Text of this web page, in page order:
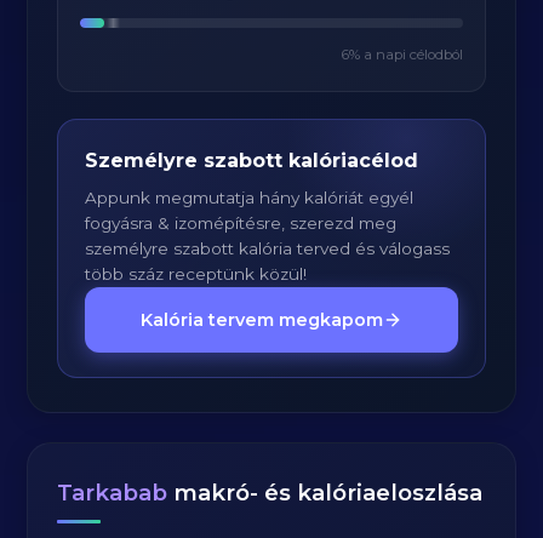
6% a napi célodból
Személyre szabott kalóriacélod
Appunk megmutatja hány kalóriát egyél
fogyásra & izomépítésre, szerezd meg
személyre szabott kalória terved és válogass
több száz receptünk közül!
Kalória tervem megkapom
Tarkabab makró- és kalóriaeloszlása